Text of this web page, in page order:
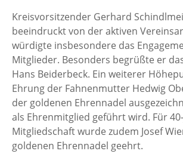
Kreisvorsitzender Gerhard
beeindruckt von der aktiven
würdigte insbesondere das
Mitglieder. Besonders begrüßte er
Hans Beiderbeck. Ein weiterer
Ehrung der Fahnenmutter Hedwig
der goldenen Ehrennadel
als Ehrenmitglied geführt wird. Für
Mitgliedschaft wurde zudem Josef
goldenen Ehrennadel geehrt.